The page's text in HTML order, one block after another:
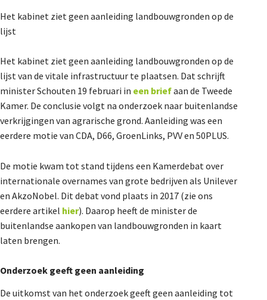
Het kabinet ziet geen aanleiding landbouwgronden op de
lijst
Het kabinet ziet geen aanleiding landbouwgronden op de
lijst van de vitale infrastructuur te plaatsen. Dat schrijft
minister Schouten 19 februari in een briefaan de Tweede
Kamer. De conclusie volgt na onderzoek naar buitenlandse
verkrijgingen van agrarische grond. Aanleiding was een
eerdere motie van CDA, D66, GroenLinks, PVV en 50PLUS.
De motie kwam tot stand tijdens een Kamerdebat over
internationale overnames van grote bedrijven als Unilever
en AkzoNobel. Dit debat vond plaats in 2017 (zie ons
eerdere artikel hier). Daarop heeft de minister de
buitenlandse aankopen van landbouwgronden in kaart
laten brengen.
Onderzoek geeft geen aanleiding
De uitkomst van het onderzoek geeft geen aanleiding tot
Dossiers
De Landeigenaar
Contact